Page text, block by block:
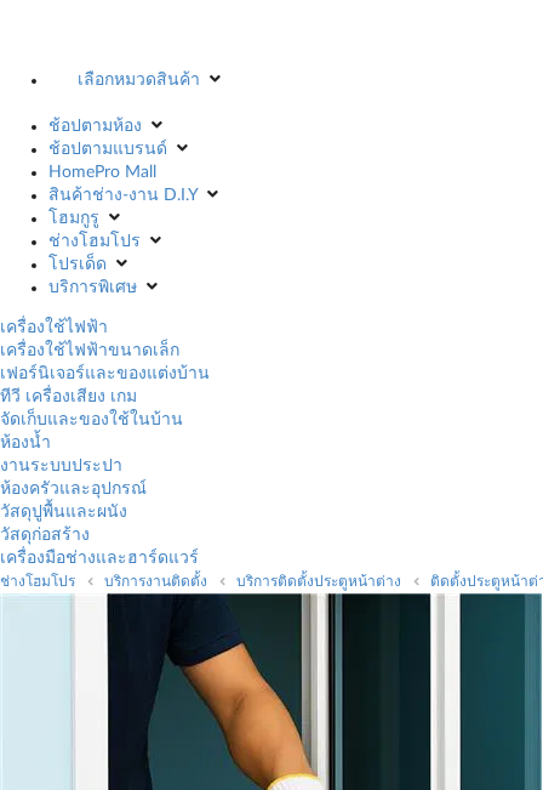
เลือกหมวดสินค้า
ช้อปตามห้อง
ช้อปตามแบรนด์
HomePro Mall
สินค้าช่าง-งาน D.I.Y
โฮมกูรู
ช่างโฮมโปร
โปรเด็ด
บริการพิเศษ
เครื่องใช้ไฟฟ้า
เครื่องใช้ไฟฟ้าขนาดเล็ก
เฟอร์นิเจอร์และของแต่งบ้าน
ทีวี เครื่องเสียง เกม
จัดเก็บและของใช้ในบ้าน
ห้องน้ำ
งานระบบประปา
ห้องครัวและอุปกรณ์
วัสดุปูพื้นและผนัง
วัสดุก่อสร้าง
เครื่องมือช่างและฮาร์ดแวร์
ช่างโฮมโปร บริการงานติดตั้ง บริการติดตั้งประตูหน้าต่าง ติดตั้งประตูหน้าต่